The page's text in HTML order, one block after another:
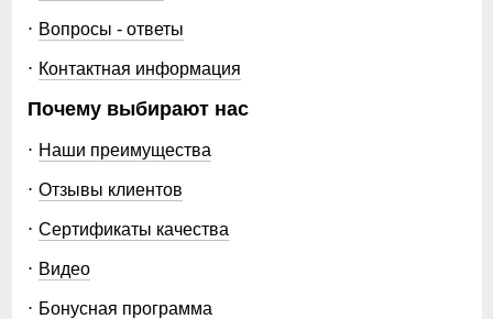
Вопросы - ответы
Контактная информация
Почему выбирают нас
Наши преимущества
Отзывы клиентов
Сертификаты качества
Видео
Бонусная программа